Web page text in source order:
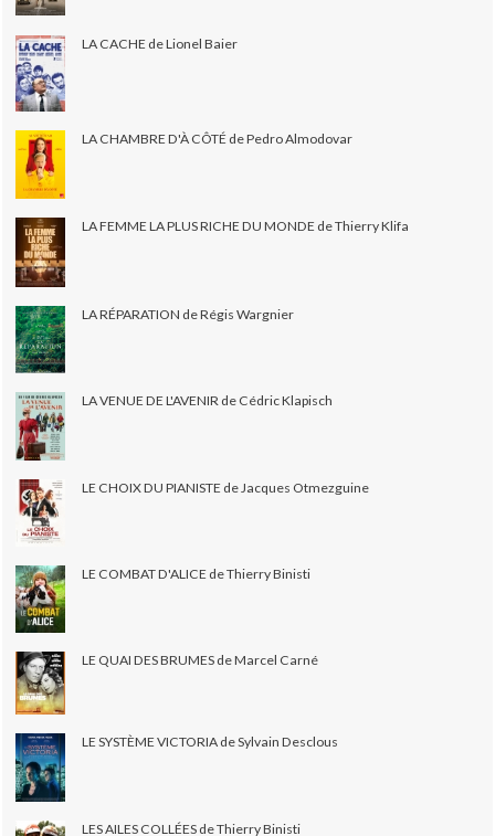
LA CACHE de Lionel Baier
LA CHAMBRE D'À CÔTÉ de Pedro Almodovar
LA FEMME LA PLUS RICHE DU MONDE de Thierry Klifa
LA RÉPARATION de Régis Wargnier
LA VENUE DE L'AVENIR de Cédric Klapisch
LE CHOIX DU PIANISTE de Jacques Otmezguine
LE COMBAT D'ALICE de Thierry Binisti
LE QUAI DES BRUMES de Marcel Carné
LE SYSTÈME VICTORIA de Sylvain Desclous
LES AILES COLLÉES de Thierry Binisti